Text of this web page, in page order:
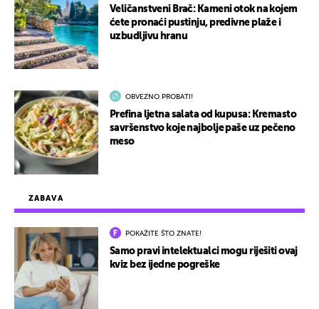
ZABAVA
POKAŽITE ŠTO ZNATE!
Samo pravi intelektualci mogu riješiti ovaj
kviz bez ijedne pogreške
Veličanstveni Brač: Kameni otok na kojem
ćete pronaći pustinju, predivne plaže i
uzbudljivu hranu
OBVEZNO PROBATI!
Prefina ljetna salata od kupusa: Kremasto
savršenstvo koje najbolje paše uz pečeno
meso